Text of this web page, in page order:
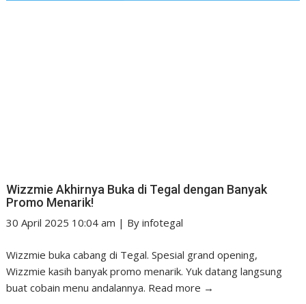
Wizzmie Akhirnya Buka di Tegal dengan Banyak
Promo Menarik!
30 April 2025 10:04 am | Byinfotegal
Wizzmie buka cabang di Tegal. Spesial grand opening,
Wizzmie kasih banyak promo menarik. Yuk datang langsung
buat cobain menu andalannya. Read more →